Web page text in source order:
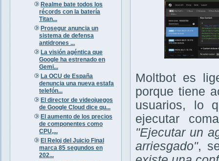
Realme bate todos los
récords con la batería
Titan...
Prosegur anuncia un
sistema de defensa
antidrones ...
La visión agéntica que
Google ha estrenado en
Gemi...
La OCU de España
denuncia una nueva estafa
telefón...
El director de videojuegos
de Google Cloud dice qu...
El aumento de los precios
de componentes como
CPU,...
El Reloj del Juicio Final
marca 85 segundos en
202...
Moltbot es
porque tiene
usuarios, lo
ejecutar
"Ejecutar un
arriesgado",